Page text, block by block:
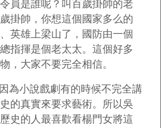
員是誰呢？叫百歲掛帥的老
掛帥，你想這個國家多么的
英雄上梁山了，國防由一個
指揮是個老太太。這個好多
，大家不要完全相信。
為小說戲劇有的時候不完全講
的真實來要求藝術。所以吳
史的人最喜歡看楊門女將這